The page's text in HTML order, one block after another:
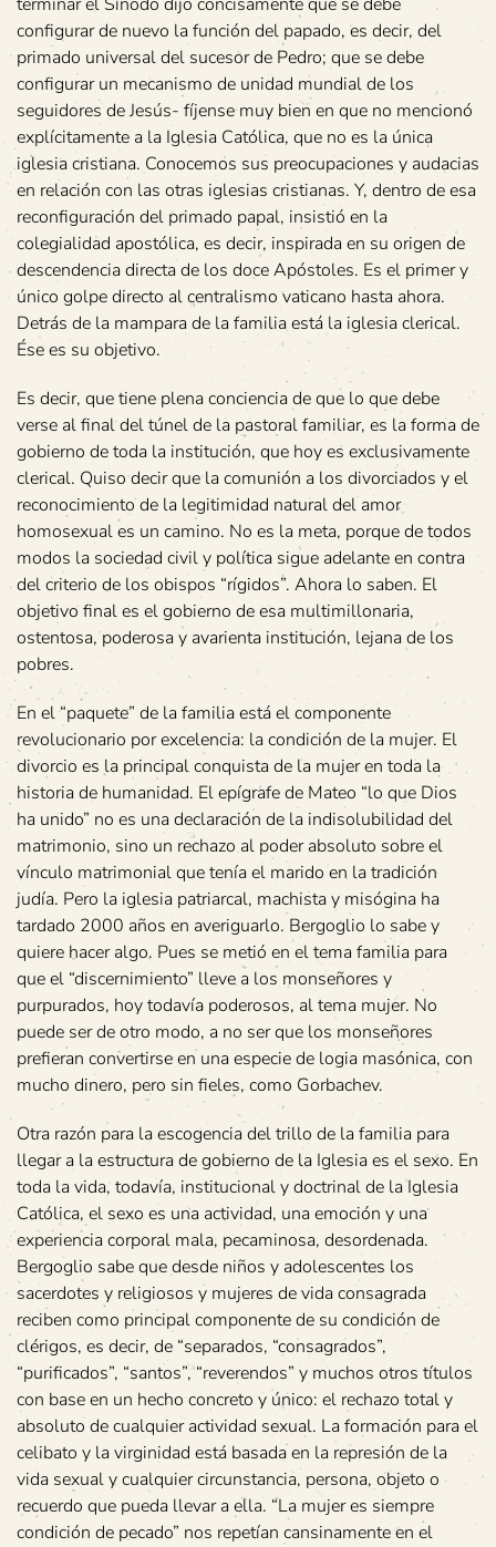
configurar de nuevo la función del papado, es decir, del
primado universal del sucesor de Pedro; que se debe
configurar un mecanismo de unidad mundial de los
seguidores de Jesús- fíjense muy bien en que no mencionó
explícitamente a la Iglesia Católica, que no es la única
iglesia cristiana. Conocemos sus preocupaciones y audacias
en relación con las otras iglesias cristianas. Y, dentro de esa
reconfiguración del primado papal, insistió en la
colegialidad apostólica, es decir, inspirada en su origen de
descendencia directa de los doce Apóstoles. Es el primer y
único golpe directo al centralismo vaticano hasta ahora.
Detrás de la mampara de la familia está la iglesia clerical.
Ése es su objetivo.
Es decir, que tiene plena conciencia de que lo que debe
verse al final del túnel de la pastoral familiar, es la forma de
gobierno de toda la institución, que hoy es exclusivamente
clerical. Quiso decir que la comunión a los divorciados y el
reconocimiento de la legitimidad natural del amor
homosexual es un camino. No es la meta, porque de todos
modos la sociedad civil y política sigue adelante en contra
del criterio de los obispos “rígidos”. Ahora lo saben. El
objetivo final es el gobierno de esa multimillonaria,
ostentosa, poderosa y avarienta institución, lejana de los
pobres.
En el “paquete” de la familia está el componente
revolucionario por excelencia: la condición de la mujer. El
divorcio es la principal conquista de la mujer en toda la
historia de humanidad. El epígrafe de Mateo “lo que Dios
ha unido” no es una declaración de la indisolubilidad del
matrimonio, sino un rechazo al poder absoluto sobre el
vínculo matrimonial que tenía el marido en la tradición
judía. Pero la iglesia patriarcal, machista y misógina ha
tardado 2000 años en averiguarlo. Bergoglio lo sabe y
quiere hacer algo. Pues se metió en el tema familia para
que el “discernimiento” lleve a los monseñores y
purpurados, hoy todavía poderosos, al tema mujer. No
puede ser de otro modo, a no ser que los monseñores
prefieran convertirse en una especie de logia masónica, con
mucho dinero, pero sin fieles, como Gorbachev.
Otra razón para la escogencia del trillo de la familia para
llegar a la estructura de gobierno de la Iglesia es el sexo. En
toda la vida, todavía, institucional y doctrinal de la Iglesia
Católica, el sexo es una actividad, una emoción y una
experiencia corporal mala, pecaminosa, desordenada.
Bergoglio sabe que desde niños y adolescentes los
sacerdotes y religiosos y mujeres de vida consagrada
reciben como principal componente de su condición de
clérigos, es decir, de “separados, “consagrados”,
“purificados”, “santos”, “reverendos” y muchos otros títulos
con base en un hecho concreto y único: el rechazo total y
absoluto de cualquier actividad sexual. La formación para el
celibato y la virginidad está basada en la represión de la
vida sexual y cualquier circunstancia, persona, objeto o
recuerdo que pueda llevar a ella. “La mujer es siempre
condición de pecado” nos repetían cansinamente en el